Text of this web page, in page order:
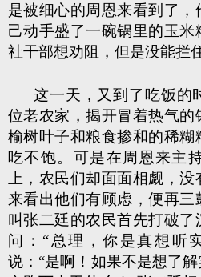
是被细心的周恩来看到了，
己动手盛了一碗锅里的玉
社干部想劝阻，但是没能拦住
这一天，又到了吃饭的
位老农家，揭开冒着热气的
榆树叶子和粮食掺和的稀糊
吃不饱。可是在周恩来主
上，农民们却面面相觑，
来看出他们有顾虑，便再三
叫张二廷的农民首先打破
问：“总理，你是真想听
说：“是啊！如果不是想了